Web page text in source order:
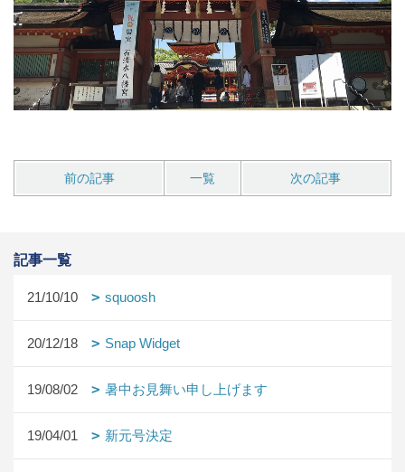
前の記事 一覧 次の記事
記事一覧
21/10/10 squoosh
20/12/18 Snap Widget
19/08/02 暑中お見舞い申し上げます
19/04/01 新元号決定